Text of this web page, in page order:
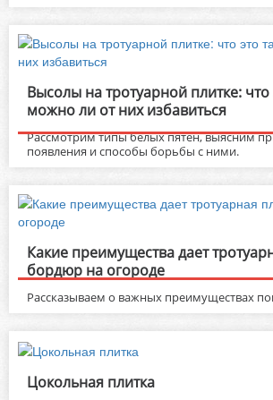
Высолы на тротуарной плитке: что
можно ли от них избавиться
Рассмотрим типы белых пятен, выясним
появления и способы борьбы с ними.
Какие преимущества дает
бордюр на огороде
Рассказываем о важных преимуществах
Цокольная плитка